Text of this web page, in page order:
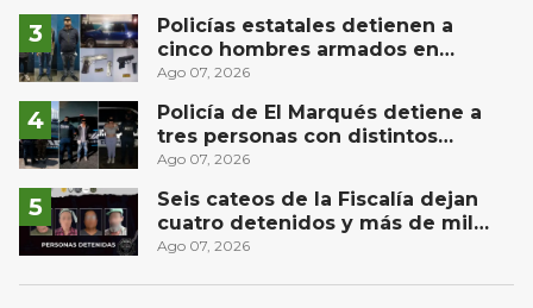
Policías estatales detienen a
cinco hombres armados en
Puebla capital
Ago 07, 2026
Policía de El Marqués detiene a
tres personas con distintos
narcóticos
Ago 07, 2026
Seis cateos de la Fiscalía dejan
cuatro detenidos y más de mil
dosis aseguradas en Querétaro
Ago 07, 2026